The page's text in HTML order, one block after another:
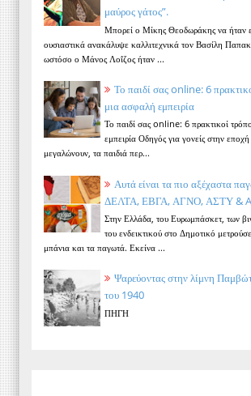
μαύρος γάτος”.
Μπορεί ο Μίκης Θεοδωράκης να ήταν
ουσιαστικά ανακάλυψε καλλιτεχνικά τον Βασίλη
ωστόσο ο Μάνος Λοΐζος ήταν ...
Το παιδί σας online: 6
μια ασφαλή εμπειρία
Το παιδί σας online: 6 πρακτικοί
εμπειρία Οδηγός για γονείς στην
μεγαλώνουν, τα παιδιά περ...
Αυτά είναι τα πιο αξέχαστα
ΔΕΛΤΑ, ΕΒΓΑ, ΑΓΝΟ, ΑΣΤΥ &
Στην Ελλάδα, του Ευρωμπάσκετ, των
του ενδεικτικού στο Δημοτικό
μπάνια και τα παγωτά. Εκείνα ...
Ψαρεύοντας στην λίμνη
του 1940
ΠΗΓΗ